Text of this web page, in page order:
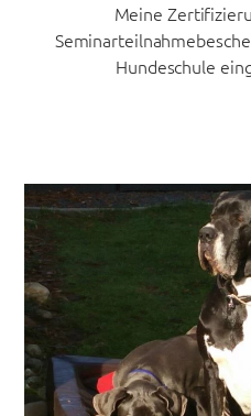
Meine
Hundeschule